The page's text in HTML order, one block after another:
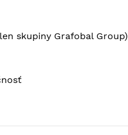
skupiny Grafobal Group)